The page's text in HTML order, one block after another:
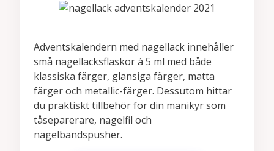
Adventskalendern med nagellack innehåller
små nagellacksflaskor á 5 ml med både
klassiska färger, glansiga färger, matta
färger och metallic-färger. Dessutom hittar
du praktiskt tillbehör för din manikyr som
tåseparerare, nagelfil och
nagelbandspusher.